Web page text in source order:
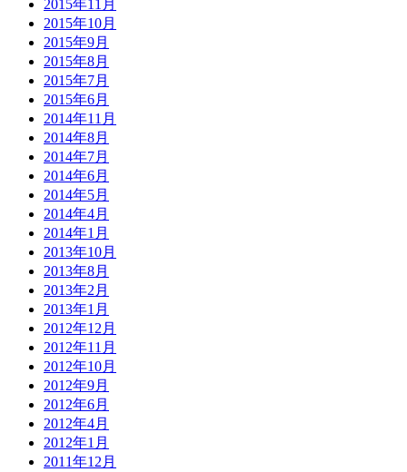
2015年11月
2015年10月
2015年9月
2015年8月
2015年7月
2015年6月
2014年11月
2014年8月
2014年7月
2014年6月
2014年5月
2014年4月
2014年1月
2013年10月
2013年8月
2013年2月
2013年1月
2012年12月
2012年11月
2012年10月
2012年9月
2012年6月
2012年4月
2012年1月
2011年12月